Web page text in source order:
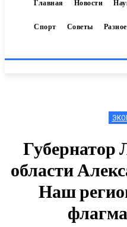
Главная Новости
Спорт Советы Разное
Губернатор
области
Наш